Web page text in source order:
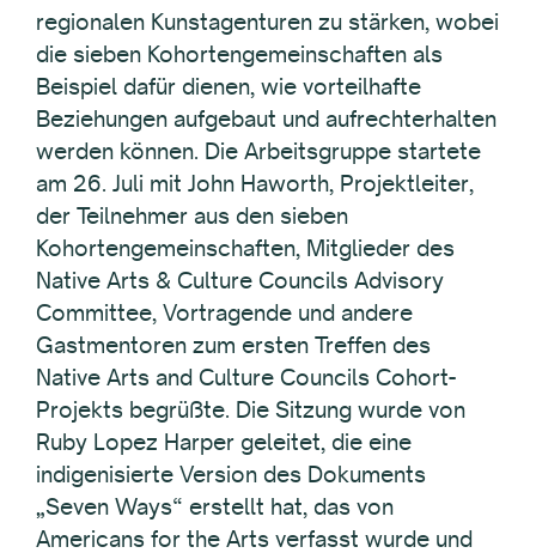
regionalen Kunstagenturen zu stärken, wobei
die sieben Kohortengemeinschaften als
Beispiel dafür dienen, wie vorteilhafte
Beziehungen aufgebaut und aufrechterhalten
werden können. Die Arbeitsgruppe startete
am 26. Juli mit John Haworth, Projektleiter,
der Teilnehmer aus den sieben
Kohortengemeinschaften, Mitglieder des
Native Arts & Culture Councils Advisory
Committee, Vortragende und andere
Gastmentoren zum ersten Treffen des
Native Arts and Culture Councils Cohort-
Projekts begrüßte. Die Sitzung wurde von
Ruby Lopez Harper geleitet, die eine
indigenisierte Version des Dokuments
„Seven Ways“ erstellt hat, das von
Americans for the Arts verfasst wurde und